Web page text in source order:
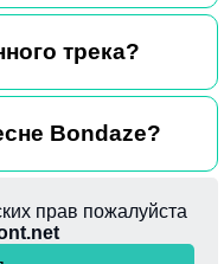
трека?
Bondaze?
прав пожалуйста